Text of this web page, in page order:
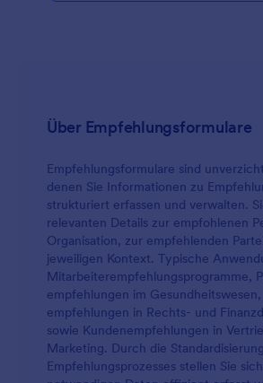
Über Empfehlungsformulare
Empfehlungsformulare sind
denen Sie Informationen zu
strukturiert erfassen und verwalten.
relevanten Details zur empfohlenen
Organisation, zur empfehlenden
jeweiligen Kontext. Typische
Mitarbeiterempfehlungsprogramme,
empfehlungen im
empfehlungen in Rechts- und
sowie Kundenempfehlungen in
Marketing. Durch die
Empfehlungsprozesses stellen Sie